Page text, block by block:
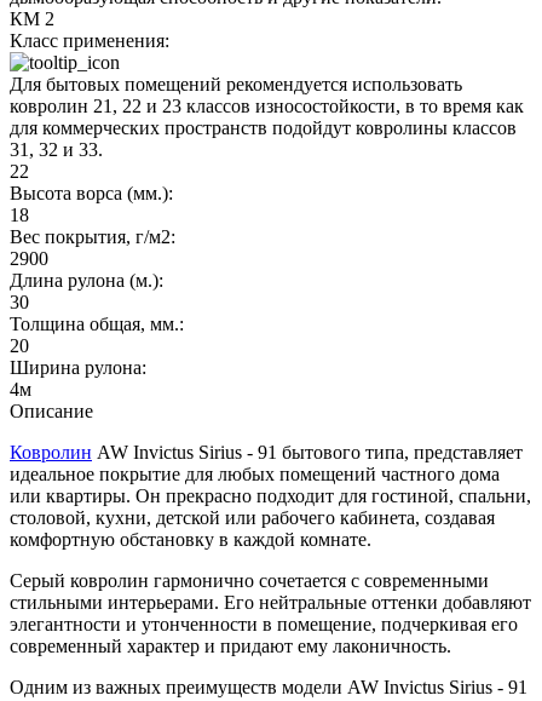
КМ 2
Класс применения:
Для бытовых помещений рекомендуется использовать
ковролин 21, 22 и 23 классов износостойкости, в то время как
для коммерческих пространств подойдут ковролины классов
31, 32 и 33.
22
Высота ворса (мм.):
18
Вес покрытия, г/м2:
2900
Длина рулона (м.):
30
Толщина общая, мм.:
20
Ширина рулона:
4м
Описание
Ковролин AW Invictus Sirius - 91 бытового типа, представляет
идеальное покрытие для любых помещений частного дома
или квартиры. Он прекрасно подходит для гостиной, спальни,
столовой, кухни, детской или рабочего кабинета, создавая
комфортную обстановку в каждой комнате.
Серый ковролин гармонично сочетается с современными
стильными интерьерами. Его нейтральные оттенки добавляют
элегантности и утонченности в помещение, подчеркивая его
современный характер и придают ему лаконичность.
Одним из важных преимуществ модели AW Invictus Sirius - 91